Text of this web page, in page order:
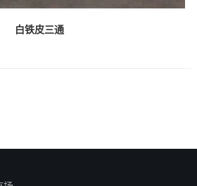
白铁皮三通